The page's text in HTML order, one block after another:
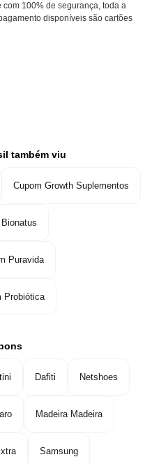
100% de segurança, toda a
disponíveis são cartões
também viu
Cupom Growth Suplementos
Puravida
Probiótica
Dafiti Netshoes
Madeira Madeira
Samsung